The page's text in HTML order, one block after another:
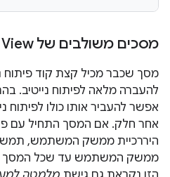
מסכים משולבים של View ופיתוח נייטיב
מסך שכבר מכיל קצת קוד פיתוח
להעברה מלאה לפיתוח נייטיב.
אפשר להעביר אותו כולו לפיתוח
אחר חלק. אם המסך התחיל עם
היררכיית ממשק המשתמש,
ממשק המשתמש עד שכל המסך